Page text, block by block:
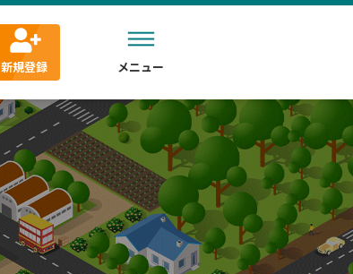
新規登録 メニュー